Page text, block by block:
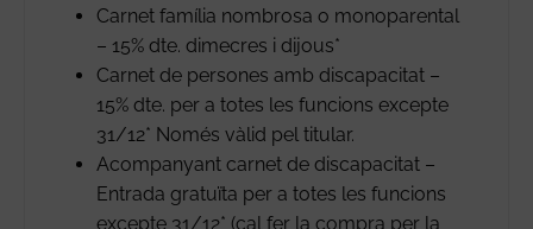
Carnet família nombrosa o monoparental
– 15% dte. dimecres i dijous*
Carnet de persones amb discapacitat –
15% dte. per a totes les funcions excepte
31/12* Només vàlid pel titular.
Acompanyant carnet de discapacitat –
Entrada gratuïta per a totes les funcions
excepte 31/12* (cal fer la compra per la